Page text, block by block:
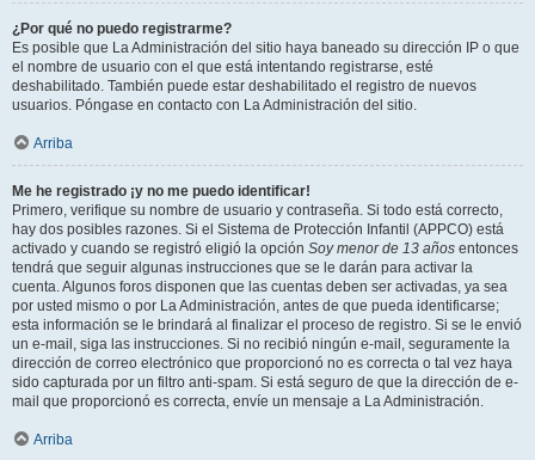
¿Por qué no puedo registrarme?
Es posible que La Administración del sitio haya baneado su dirección IP o que
el nombre de usuario con el que está intentando registrarse, esté
deshabilitado. También puede estar deshabilitado el registro de nuevos
usuarios. Póngase en contacto con La Administración del sitio.
Arriba
Me he registrado ¡y no me puedo identificar!
Primero, verifique su nombre de usuario y contraseña. Si todo está correcto,
hay dos posibles razones. Si el Sistema de Protección Infantil (APPCO) está
activado y cuando se registró eligió la opción Soy menor de 13 años entonces
tendrá que seguir algunas instrucciones que se le darán para activar la
cuenta. Algunos foros disponen que las cuentas deben ser activadas, ya sea
por usted mismo o por La Administración, antes de que pueda identificarse;
esta información se le brindará al finalizar el proceso de registro. Si se le envió
un e-mail, siga las instrucciones. Si no recibió ningún e-mail, seguramente la
dirección de correo electrónico que proporcionó no es correcta o tal vez haya
sido capturada por un filtro anti-spam. Si está seguro de que la dirección de e-
mail que proporcionó es correcta, envíe un mensaje a La Administración.
Arriba